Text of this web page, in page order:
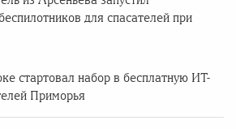
для спасателей при
стартовал набор в бесплатную ИТ-
Приморья